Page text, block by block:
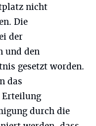
nicht
Die
der
und den
gesetzt worden.
das
Erteilung
durch die